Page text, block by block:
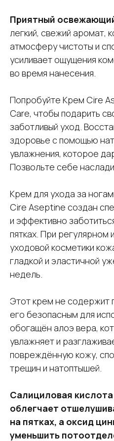
Приятный
легкий, свежий аромат,
атмосферу чистоты и
усиливает ощущения
во время нанесения.
Попробуйте Крем Cire
Care, чтобы подарить
заботливый уход.
здоровье с помощью
увлажнения, которое
Позвольте себе
Крем для ухода за
Cire Aseptine создан
и эффективно
пятках. При регулярном
уходовой косметики
гладкой и эластичной
недель.
Этот крем не содержит
его безопасным для
обогащён алоэ вера,
увлажняет и
повреждённую кожу,
трещин и натоптышей.
Салициловая
облегчает
на пятках, а оксид
уменьшить